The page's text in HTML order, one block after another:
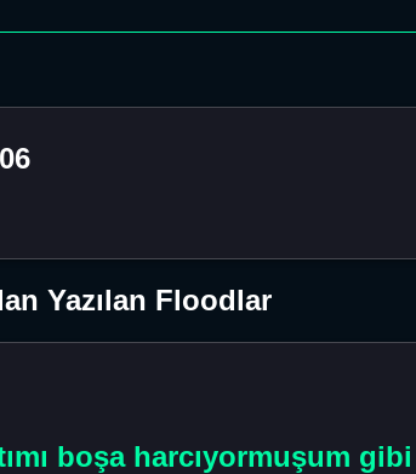
Yazılan Floodlar
boşa harcıyormuşum